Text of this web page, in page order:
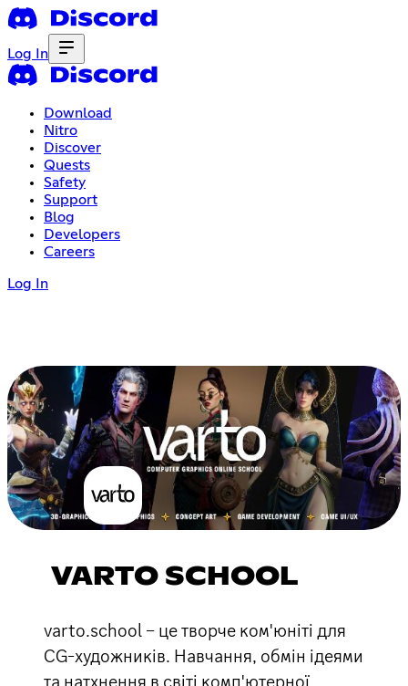
Log In
Download
Nitro
Discover
Quests
Safety
Support
Blog
Developers
Careers
Log In
VARTO SCHOOL
varto.school – це творче ком'юніті для
CG-художників. Навчання, обмін ідеями
та натхнення в світі комп'ютерної